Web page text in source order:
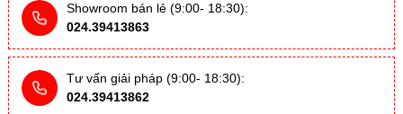
Showroom bán lẻ (9:00- 18:30):
024.39413863
Tư vấn giải pháp (9:00- 18:30):
024.39413862